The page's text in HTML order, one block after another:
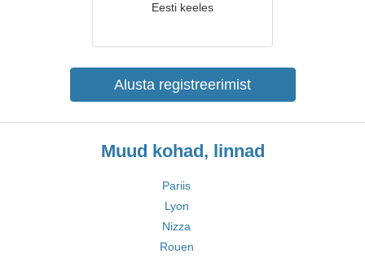
Eesti keeles
Alusta registreerimist
Muud kohad, linnad
Pariis
Lyon
Nizza
Rouen